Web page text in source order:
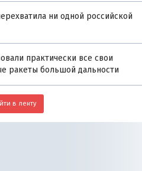
ни одной российской
практически все свои
ракеты большой дальности
в ленту